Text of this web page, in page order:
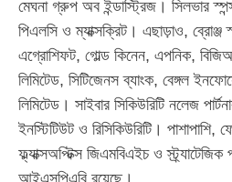
মেঘনা গ্রুপ অব ইন্ডাস্ট্রিজ। সিলভার
পিএলসি ও ম্যাক্সক্রিট। এছাড়াও, ব্রোঞ্জ
এগ্রোশিফট, গোল্ড কিনেন, এপনিক,
লিমিটেড, সিটিজেনস ব্যাংক, বেঙ্গল
লিমিটেড। সাইবার সিকিউরিটি নলেজ
ইনস্টিটিউট ও রিসিকিউরিটি। পাশাপাশি,
ফ্ল্যাক্সঅপ্টিক্স জিএমবিএইচ ও
আইএসপিএবি রয়েছে।